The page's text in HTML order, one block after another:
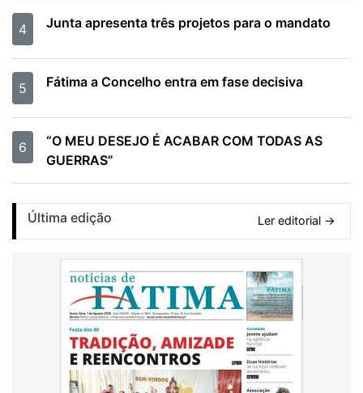
4 Junta apresenta três projetos para o mandato
5 Fátima a Concelho entra em fase decisiva
6
“O MEU DESEJO É ACABAR COM TODAS AS
GUERRAS”
Última edição Ler editorial →